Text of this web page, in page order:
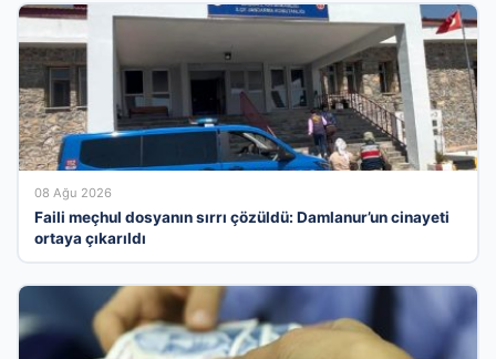
08 Ağu 2026
Faili meçhul dosyanın sırrı çözüldü: Damlanur’un cinayeti
ortaya çıkarıldı